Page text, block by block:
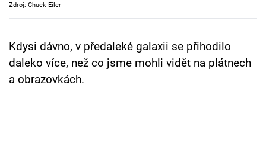
TV Program
Přihlášení
Zdroj: Chuck Eiler
Kdysi dávno, v předaleké galaxii se přihodilo
daleko více, než co jsme mohli vidět na plátnech
a obrazovkách.